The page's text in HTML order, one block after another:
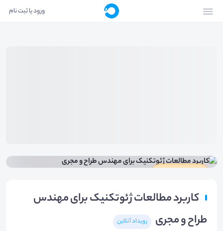
ورود یا ثبت نام
کاربرد مطالعات ژئوتکنیک برای مهندس
طراح و مجری
رویداد آنلاین